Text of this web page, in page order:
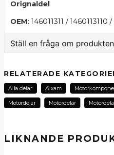
LIKNANDE
Orignaldel
OEM: 146011311 / 1460113110
Ställ en fråga om produkten
Fråga oss om denna
RELATERADE
Alla delar Aixam
Motordelar Motordelar